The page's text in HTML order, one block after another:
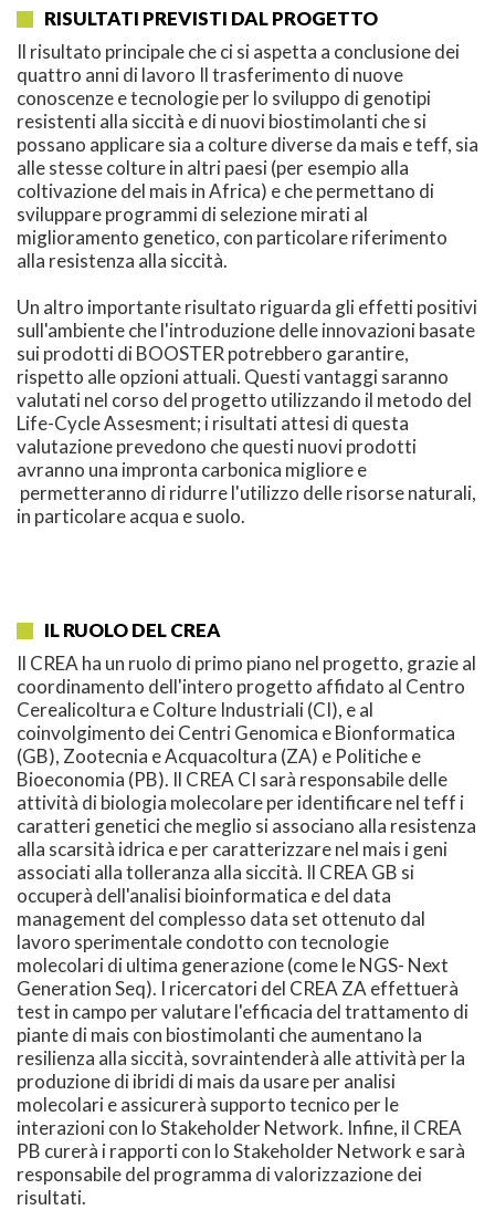
RISULTATI PREVISTI DAL PROGETTO
Il risultato principale che ci si aspetta a conclusione dei
quattro anni di lavoro Il trasferimento di nuove
conoscenze e tecnologie per lo sviluppo di genotipi
resistenti alla siccità e di nuovi biostimolanti che si
possano applicare sia a colture diverse da mais e teff, sia
alle stesse colture in altri paesi (per esempio alla
coltivazione del mais in Africa) e che permettano di
sviluppare programmi di selezione mirati al
miglioramento genetico, con particolare riferimento
alla resistenza alla siccità.
Un altro importante risultato riguarda gli effetti positivi
sull'ambiente che l'introduzione delle innovazioni basate
sui prodotti di BOOSTER potrebbero garantire,
rispetto alle opzioni attuali. Questi vantaggi saranno
valutati nel corso del progetto utilizzando il metodo del
Life-Cycle Assesment; i risultati attesi di questa
valutazione prevedono che questi nuovi prodotti
avranno una impronta carbonica migliore e
permetteranno di ridurre l'utilizzo delle risorse naturali,
in particolare acqua e suolo.
IL RUOLO DEL CREA
Il CREA ha un ruolo di primo piano nel progetto, grazie al
coordinamento dell'intero progetto affidato al Centro
Cerealicoltura e Colture Industriali (CI), e al
coinvolgimento dei Centri Genomica e Bionformatica
(GB), Zootecnia e Acquacoltura (ZA) e Politiche e
Bioeconomia (PB). Il CREA CI sarà responsabile delle
attività di biologia molecolare per identificare nel teff i
caratteri genetici che meglio si associano alla resistenza
alla scarsità idrica e per caratterizzare nel mais i geni
associati alla tolleranza alla siccità. Il CREA GB si
occuperà dell'analisi bioinformatica e del data
management del complesso data set ottenuto dal
lavoro sperimentale condotto con tecnologie
molecolari di ultima generazione (come le NGS- Next
Generation Seq). I ricercatori del CREA ZA effettuerà
test in campo per valutare l'efficacia del trattamento di
piante di mais con biostimolanti che aumentano la
resilienza alla siccità, sovraintenderà alle attività per la
produzione di ibridi di mais da usare per analisi
molecolari e assicurerà supporto tecnico per le
interazioni con lo Stakeholder Network. Infine, il CREA
PB curerà i rapporti con lo Stakeholder Network e sarà
responsabile del programma di valorizzazione dei
risultati.